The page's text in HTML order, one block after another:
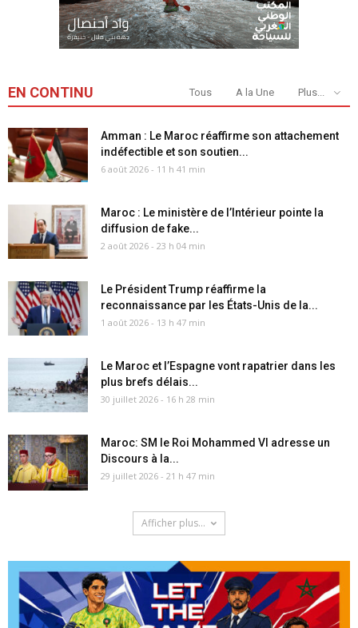
EN CONTINU Tous A la Une Plus...
Amman : Le Maroc réaffirme son attachement
indéfectible et son soutien...
6 août 2026 - 11 h 41 min
Maroc : Le ministère de l’Intérieur pointe la
diffusion de fake...
2 août 2026 - 23 h 04 min
Le Président Trump réaffirme la
reconnaissance par les États-Unis de la...
1 août 2026 - 13 h 47 min
Le Maroc et l’Espagne vont rapatrier dans les
plus brefs délais...
30 juillet 2026 - 16 h 28 min
Maroc: SM le Roi Mohammed VI adresse un
Discours à la...
29 juillet 2026 - 21 h 47 min
Afficher plus...